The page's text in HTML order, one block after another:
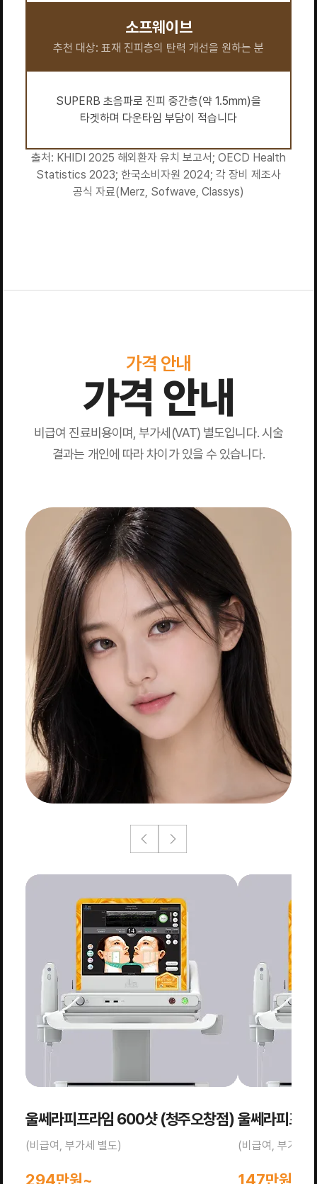
소프웨이브
추천 대상: 표재 진피층의 탄력 개선을 원하는 분
SUPERB 초음파로 진피 중간층(약 1.5mm)을
타겟하며 다운타임 부담이 적습니다
출처: KHIDI 2025 해외환자 유치 보고서; OECD Health
Statistics 2023; 한국소비자원 2024; 각 장비 제조사
공식 자료(Merz, Sofwave, Classys)
가격 안내
가격 안내
비급여 진료비용이며, 부가세(VAT) 별도입니다. 시술
결과는 개인에 따라 차이가 있을 수 있습니다.
울쎄라피프라임 600샷 (청주오창점)
(비급여, 부가세 별도)
294만원~
울쎄라피프
(비급여, 부가세
147만원~